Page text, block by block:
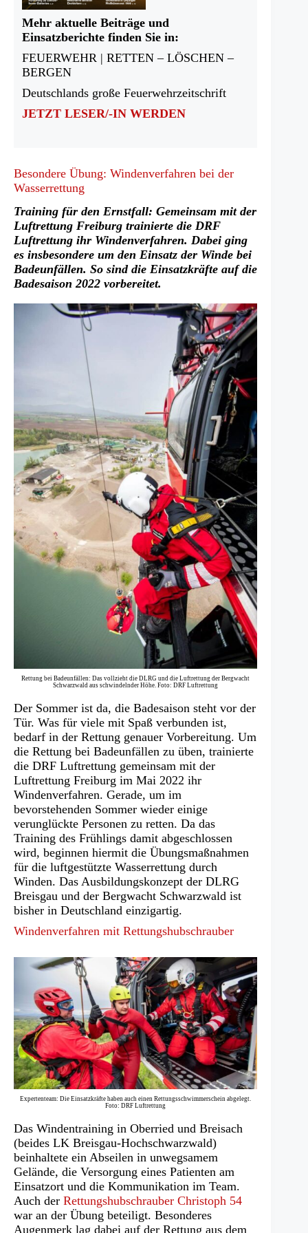
Mehr aktuelle Beiträge und
Einsatzberichte finden Sie in:
FEUERWEHR | RETTEN – LÖSCHEN –
BERGEN
Deutschlands große Feuerwehrzeitschrift
JETZT LESER/-IN WERDEN
Besondere Übung: Windenverfahren bei der
Wasserrettung
Training für den Ernstfall: Gemeinsam mit der
Luftrettung Freiburg trainierte die DRF
Luftrettung ihr Windenverfahren. Dabei ging
es insbesondere um den Einsatz der Winde bei
Badeunfällen. So sind die Einsatzkräfte auf die
Badesaison 2022 vorbereitet.
Rettung bei Badeunfällen: Das vollzieht die DLRG und die Luftrettung der Bergwacht
Schwarzwald aus schwindelnder Höhe. Foto: DRF Luftrettung
Der Sommer ist da, die Badesaison steht vor der
Tür. Was für viele mit Spaß verbunden ist,
bedarf in der Rettung genauer Vorbereitung. Um
die Rettung bei Badeunfällen zu üben, trainierte
die DRF Luftrettung gemeinsam mit der
Luftrettung Freiburg im Mai 2022 ihr
Windenverfahren. Gerade, um im
bevorstehenden Sommer wieder einige
verunglückte Personen zu retten. Da das
Training des Frühlings damit abgeschlossen
wird, beginnen hiermit die Übungsmaßnahmen
für die luftgestützte Wasserrettung durch
Winden. Das Ausbildungskonzept der DLRG
Breisgau und der Bergwacht Schwarzwald ist
bisher in Deutschland einzigartig.
Windenverfahren mit Rettungshubschrauber
Expertenteam: Die Einsatzkräfte haben auch einen Rettungsschwimmerschein abgelegt.
Foto: DRF Luftrettung
Das Windentraining in Oberried und Breisach
(beides LK Breisgau-Hochschwarzwald)
beinhaltete ein Abseilen in unwegsamem
Gelände, die Versorgung eines Patienten am
Einsatzort und die Kommunikation im Team.
Auch der Rettungshubschrauber Christoph 54
war an der Übung beteiligt. Besonderes
Augenmerk lag dabei auf der Rettung aus dem